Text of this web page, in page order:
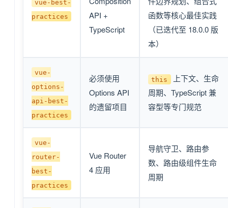
vue-best-
practices
API +
TypeScript
函数等核心最佳实践
（已迭代至 18.0.0 版
本）
vue-
options-
api-best-
practices
必须使用
Options API
的遗留项目
this 上下文、生命
周期、TypeScript 兼
容型等专门规范
vue-
router-
best-
practices
Vue Router
4 应用
导航守卫、路由参
数、路由级组件生命
周期